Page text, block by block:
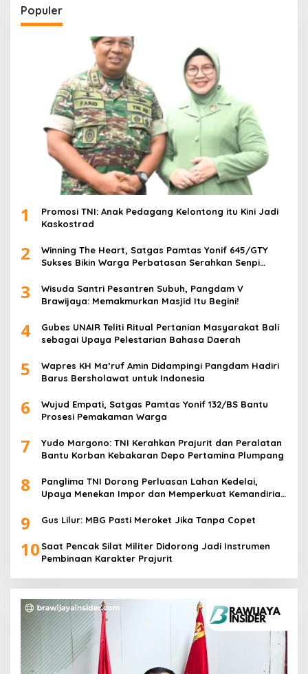
Populer
1
Promosi TNI: Anak Pedagang Kelontong itu Kini Jadi
Kaskostrad
2
Winning The Heart, Satgas Pamtas Yonif 645/GTY
Sukses Bikin Warga Perbatasan Serahkan Senpi
3
Wisuda Santri Pesantren Subuh, Pangdam V
Brawijaya: Memakmurkan Masjid Itu Begini!
4
Gubes UNAIR Teliti Ritual Pertanian Masyarakat Bali
sebagai Upaya Pelestarian Bahasa Daerah
5
Wapres KH Ma’ruf Amin Didampingi Pangdam Hadiri
Barus Bersholawat untuk Indonesia
6
Wujud Empati, Satgas Pamtas Yonif 132/BS Bantu
Prosesi Pemakaman Warga
7
Yudo Margono: TNI Kerahkan Prajurit dan Peralatan
Bantu Korban Kebakaran Depo Pertamina Plumpang
8
Panglima TNI Dorong Perluasan Lahan Kedelai,
Upaya Menekan Impor dan Memperkuat Kemandirian
9 Gus Lilur: MBG Pasti Meroket Jika Tanpa Copet
10 Saat Pencak Silat Militer Didorong Jadi Instrumen
Pembinaan Karakter Prajurit